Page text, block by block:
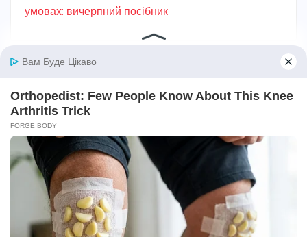
умовах: вичерпний посібник
Алкоголь
Без категорії
Безпека
Біографії та історії життя